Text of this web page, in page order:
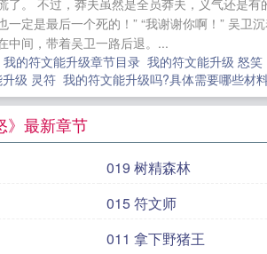
了。 不过，莽夫虽然是全员莽夫，义气还是
一定是最后一个死的！” “我谢谢你啊！” 吴
中间，带着吴卫一路后退。...
我的符文能升级章节目录 我的符文能升级 怒笑
级 灵符 我的符文能升级吗?具体需要哪些材
》最新章节
019 树精森林
015 符文师
011 拿下野猪王